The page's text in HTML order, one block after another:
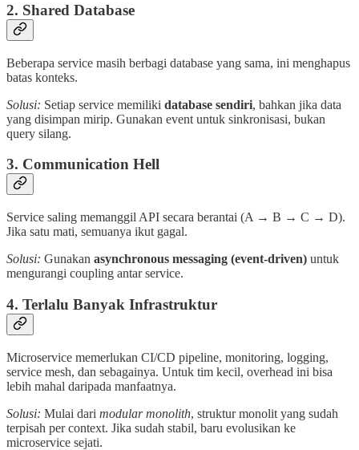
2. Shared Database
Beberapa service masih berbagi database yang sama, ini menghapus
batas konteks.
Solusi: Setiap service memiliki database sendiri, bahkan jika data
yang disimpan mirip. Gunakan event untuk sinkronisasi, bukan
query silang.
3. Communication Hell
Service saling memanggil API secara berantai (A → B → C → D).
Jika satu mati, semuanya ikut gagal.
Solusi: Gunakan asynchronous messaging (event-driven) untuk
mengurangi coupling antar service.
4. Terlalu Banyak Infrastruktur
Microservice memerlukan CI/CD pipeline, monitoring, logging,
service mesh, dan sebagainya. Untuk tim kecil, overhead ini bisa
lebih mahal daripada manfaatnya.
Solusi: Mulai dari modular monolith, struktur monolit yang sudah
terpisah per context. Jika sudah stabil, baru evolusikan ke
microservice sejati.